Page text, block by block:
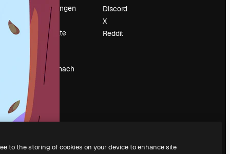
Veranstaltungen
Slidesgo
Deine Inhalte
verkaufen
Pressesaal
Suchst du nach
magnific.ai
Discord
X
Reddit
to the storing of cookies on your device to enhance site